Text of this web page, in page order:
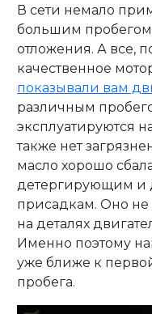
В сети немало
большим
отложения. А все,
качественное
показывали вам
различным
эксплуатируются
также нет
масло хорошо
детергирующим
присадкам. Оно не
на деталях
Именно поэтому
уже ближе к
пробега.